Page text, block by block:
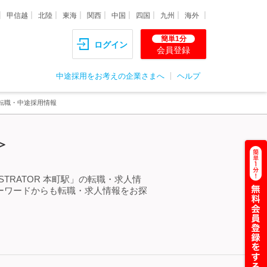
甲信越 北陸 東海 関西 中国 四国 九州 海外
ログイン
簡単1分
会員登録
中途採用をお考えの企業さまへ ヘルプ
職・中途採用情報
本町駅」の転職・求人情
ードからも転職・求人情報をお探